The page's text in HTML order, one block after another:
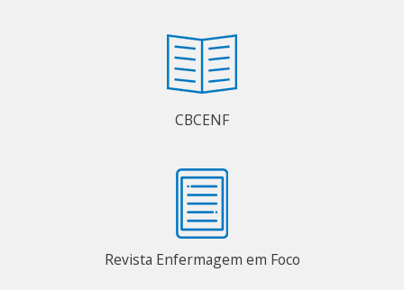
CBCENF
Revista Enfermagem em Foco